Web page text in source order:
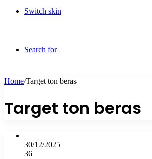
Switch skin
Search for
Home/Target ton beras
Target ton beras
30/12/2025
36